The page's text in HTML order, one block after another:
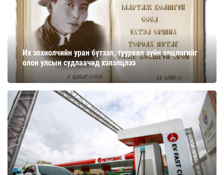
Их зохиолчийн уран бүтээл, туурвил зүйн онцлогийг
олон улсын судлаачид хэлэлцлээ